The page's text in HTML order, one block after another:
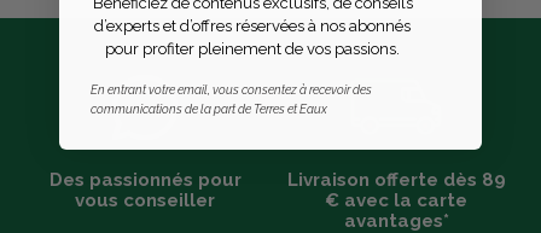
Des passionnés pour
vous conseiller
Livraison offerte dès 89
€ avec la carte
avantages*
d’experts et d’offres réservées à nos abonnés
pour profiter pleinement de vos passions.
En entrant votre email, vous consentez à recevoir des
communications de la part de Terres et Eaux